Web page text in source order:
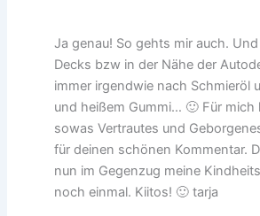
Ja genau! So gehts mir auch.
Decks bzw in der Nähe der
immer irgendwie nach Schmieröl
und heißem Gummi… 🙂 Für mich
sowas Vertrautes und
für deinen schönen Kommentar.
nun im Gegenzug meine
noch einmal. Kiitos! 🙂 tarja